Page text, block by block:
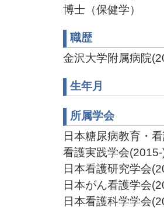
博士（保健学）
職歴
金沢大学附属病院
生年月
所属学会
日本糖尿病教育・
看護実践学会
日本看護研究学会
日本がん看護学会
日本看護科学学会